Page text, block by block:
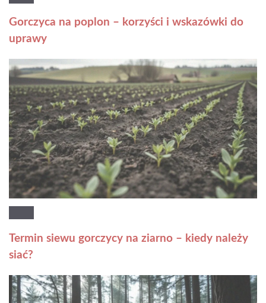
Gorczyca na poplon – korzyści i wskazówki do
uprawy
Termin siewu gorczycy na ziarno – kiedy należy
siać?